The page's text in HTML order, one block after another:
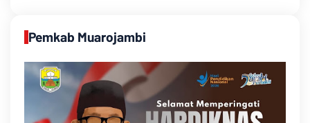
Pemkab Muarojambi